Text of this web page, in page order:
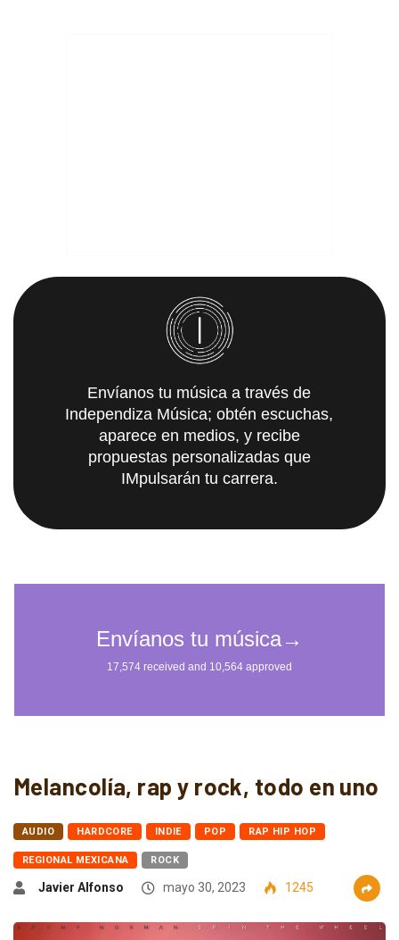
Envíanos tu música a través de
Independiza Música; obtén escuchas,
aparece en medios, y recibe
propuestas personalizadas que
IMpulsarán tu carrera.
Melancolía, rap y rock, todo en uno
AUDIO HARDCORE INDIE POP RAP HIP HOP
REGIONAL MEXICANA ROCK
Javier Alfonso mayo 30, 2023 1245